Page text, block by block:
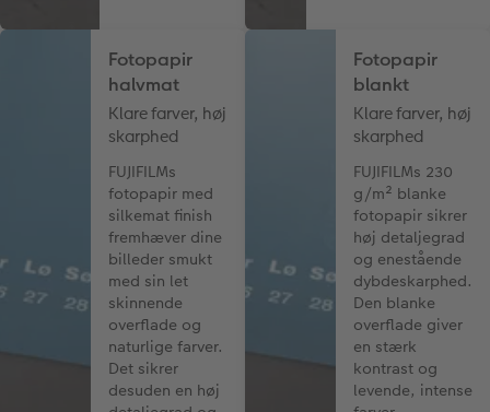
Fotopapir
halvmat
Klare farver, høj
skarphed
FUJIFILMs
fotopapir med
silkemat finish
fremhæver dine
billeder smukt
med sin let
skinnende
overflade og
naturlige farver.
Det sikrer
desuden en høj
Fotopapir
blankt
Klare farver, høj
skarphed
FUJIFILMs 230
g/m² blanke
fotopapir sikrer
høj detaljegrad
og enestående
dybdeskarphed.
Den blanke
overflade giver
en stærk
kontrast og
levende, intense